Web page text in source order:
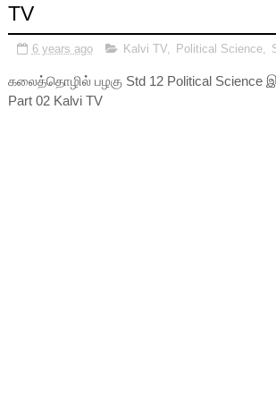
TV
6 years ago Kalvi TV, Political Science,
கலைத்தொழில் பழகு Std 12 Political Science
Part 02 Kalvi TV